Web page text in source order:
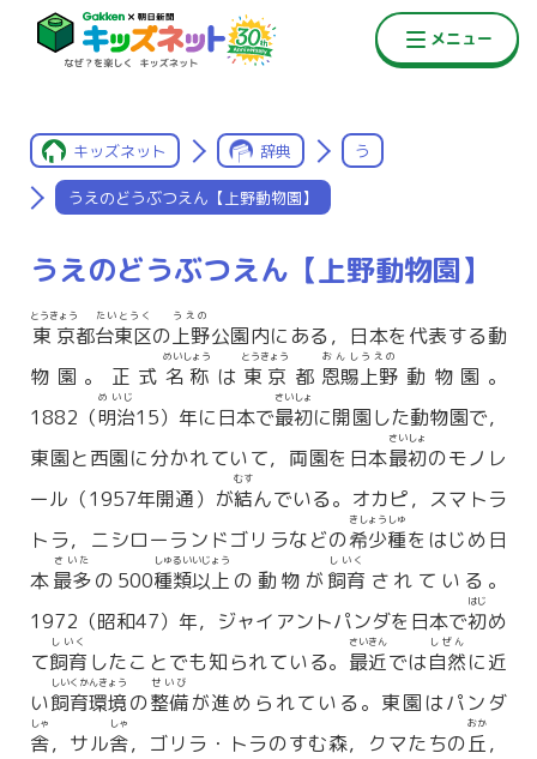
キッズネット 辞典 う
うえのどうぶつえん【上野動物園】
うえのどうぶつえん【上野動物園】
東京
とうきょう
都台東区
たいとうく
の上野
うえの
公園内にある，日本を代表する動
物園。正式 名称
めいしょう
は 東京
とうきょう
都 恩賜上野
おんしうえの
動物園。
1882（明治
めいじ
15）年に日本で最初
さいしょ
に開園した動物園で，
東園と西園に分かれていて，両園を日本最初
さいしょ
のモノレ
ール（1957年開通）が結
むす
んでいる。オカピ，スマトラ
トラ，ニシローランドゴリラなどの希少種
きしょうしゅ
をはじめ日
本最多
さいた
の500種類以上
しゅるいいじょう
の動物が 飼育
しいく
されている。
1972（昭和47）年，ジャイアントパンダを日本で初
はじ
め
て飼育
しいく
したことでも知られている。 最近
さいきん
では自然
しぜん
に近
い飼育環境
しいくかんきょう
の整備
せいび
が進められている。東園はパンダ
舎
しゃ
，サル舎
しゃ
，ゴリラ・トラのすむ森，クマたちの丘
おか
，